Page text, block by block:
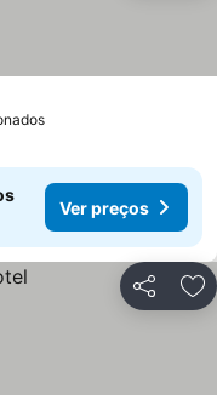
Ver preços
Partilhar